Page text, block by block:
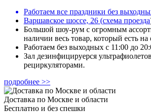
Работаем все праздники без
Варшавское шоссе, 26 (схема проезда
Большой шоу-рум с огромным
наличии весь товар, который есть на
Работаем без выходных с 11:00 до
Зал дезинфицируерся
рециркуляторами.
подробнее >>
Доставка по Москве и области
Бесплатно и без спешки